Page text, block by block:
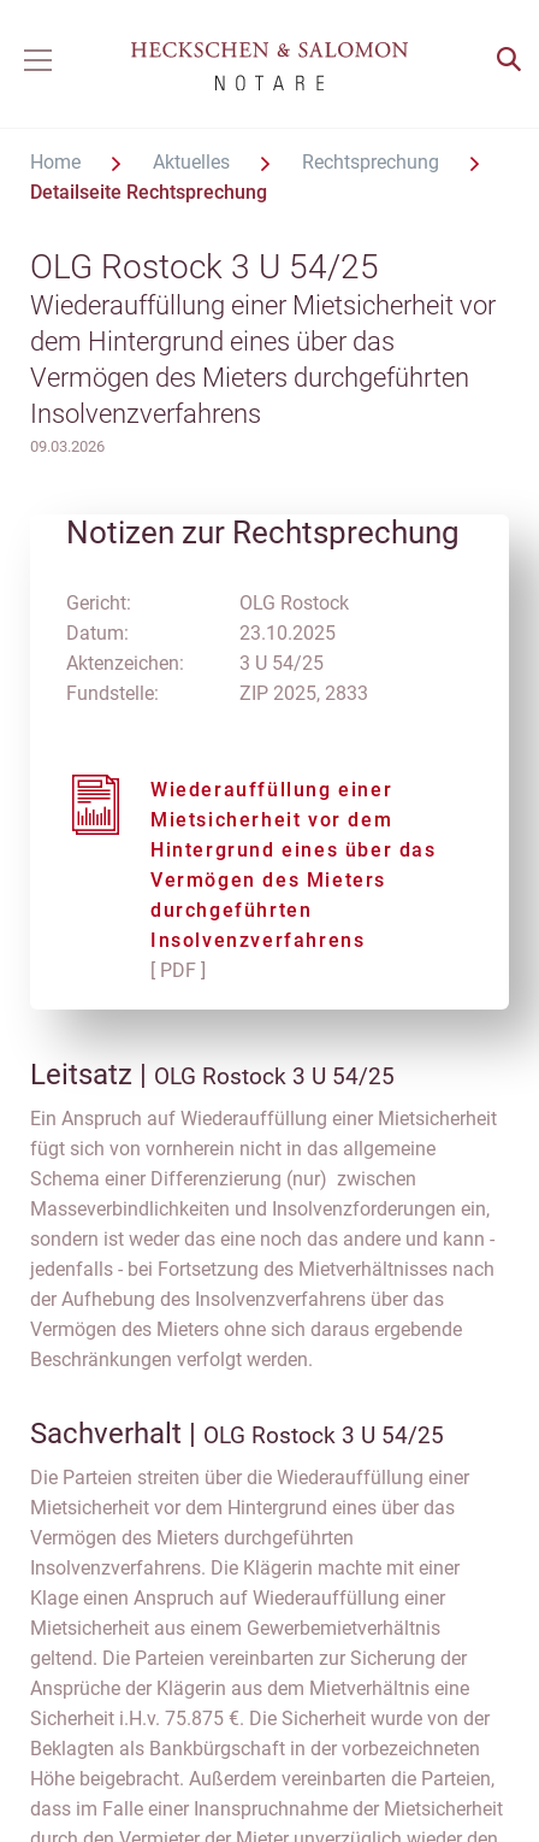
Home Aktuelles
Rechtsprechung
Detailseite Rechtsprechung
OLG Rostock 3 U 54/25
Wiederauffüllung einer Mietsicherheit vor
dem Hintergrund eines über das
Vermögen des Mieters durchgeführten
Insolvenzverfahrens
09.03.2026
Notizen zur Rechtsprechung
Gericht:
Datum:
Aktenzeichen:
Fundstelle:
OLG Rostock
23.10.2025
3 U 54/25
ZIP 2025, 2833
Wiederauffüllung einer
Mietsicherheit vor dem
Hintergrund eines über das
Vermögen des Mieters
durchgeführten
Insolvenzverfahrens
[ PDF ]
Leitsatz | OLG Rostock 3 U 54/25
Ein Anspruch auf Wiederauffüllung einer Mietsicherheit
fügt sich von vornherein nicht in das allgemeine
Schema einer Differenzierung (nur) zwischen
Masseverbindlichkeiten und Insolvenzforderungen ein,
sondern ist weder das eine noch das andere und kann -
jedenfalls - bei Fortsetzung des Mietverhältnisses nach
der Aufhebung des Insolvenzverfahrens über das
Vermögen des Mieters ohne sich daraus ergebende
Beschränkungen verfolgt werden.
Sachverhalt | OLG Rostock 3 U 54/25
Die Parteien streiten über die Wiederauffüllung einer
Mietsicherheit vor dem Hintergrund eines über das
Vermögen des Mieters durchgeführten
Insolvenzverfahrens. Die Klägerin machte mit einer
Klage einen Anspruch auf Wiederauffüllung einer
Mietsicherheit aus einem Gewerbemietverhältnis
geltend. Die Parteien vereinbarten zur Sicherung der
Ansprüche der Klägerin aus dem Mietverhältnis eine
Sicherheit i.H.v. 75.875 €. Die Sicherheit wurde von der
Beklagten als Bankbürgschaft in der vorbezeichneten
Höhe beigebracht. Außerdem vereinbarten die Parteien,
dass im Falle einer Inanspruchnahme der Mietsicherheit